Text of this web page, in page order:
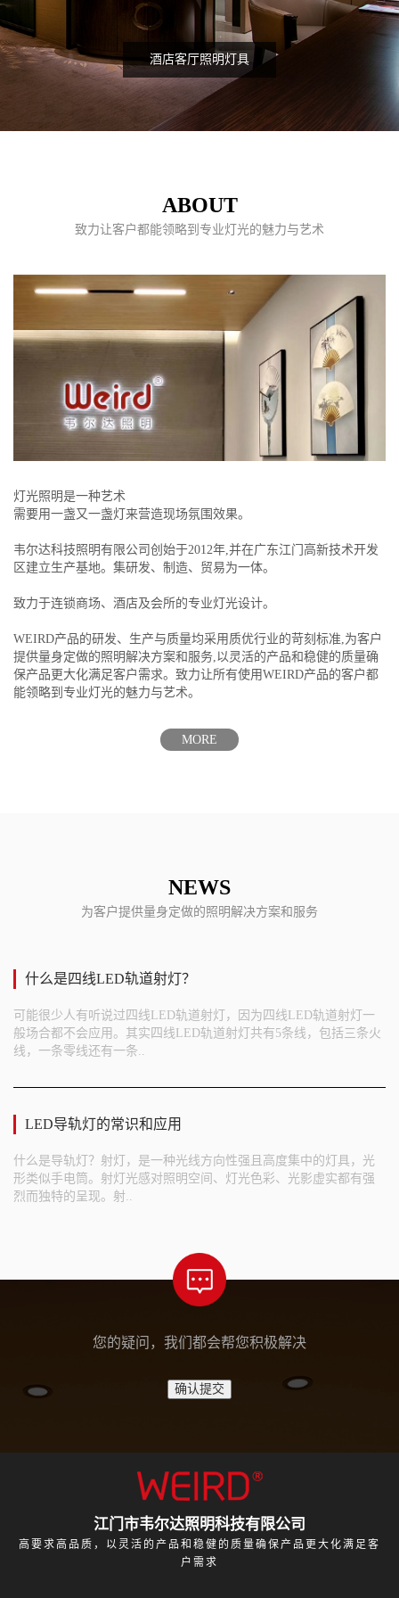
酒店客厅照明灯具
ABOUT
致力让客户都能领略到专业灯光的魅力与艺术
灯光照明是一种艺术
需要用一盏又一盏灯来营造现场氛围效果。
韦尔达科技照明有限公司创始于2012年,并在广东江门高新技术开发
区建立生产基地。集研发、制造、贸易为一体。
致力于连锁商场、酒店及会所的专业灯光设计。
WEIRD产品的研发、生产与质量均采用质优行业的苛刻标准,为客户
提供量身定做的照明解决方案和服务,以灵活的产品和稳健的质量确
保产品更大化满足客户需求。致力让所有使用WEIRD产品的客户都
能领略到专业灯光的魅力与艺术。
MORE
NEWS
为客户提供量身定做的照明解决方案和服务
什么是四线LED轨道射灯？
可能很少人有听说过四线LED轨道射灯，因为四线LED轨道射灯一
般场合都不会应用。其实四线LED轨道射灯共有5条线，包括三条火
线，一条零线还有一条..
LED导轨灯的常识和应用
什么是导轨灯？射灯，是一种光线方向性强且高度集中的灯具，光
形类似手电筒。射灯光感对照明空间、灯光色彩、光影虚实都有强
烈而独特的呈现。射..
您的疑问，我们都会帮您积极解决
江门市韦尔达照明科技有限公司
高要求高品质，以灵活的产品和稳健的质量确保产品更大化满足客
户需求